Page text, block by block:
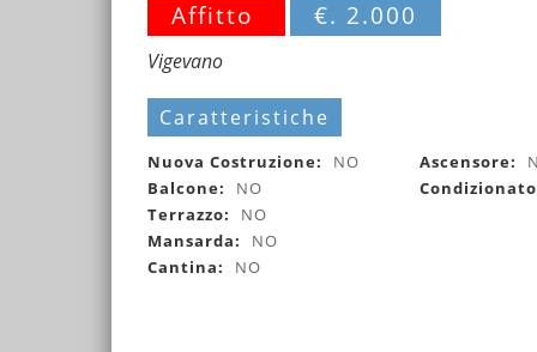
Affitto
€. 2.000
Vigevano
Caratteristiche
Nuova Costruzione:
NO
Balcone:
NO
Terrazzo:
NO
Mansarda:
NO
Cantina:
NO
Ascensore: